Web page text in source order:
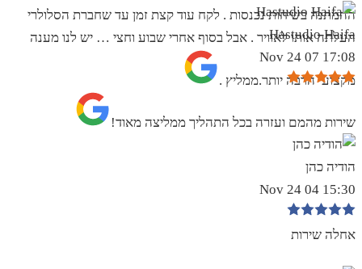
ההמתנה בשיחות נכנסות . לקח עוד קצת זמן עד שחברת הסלולרי
העלתה אותו לאוויר . אבל בסוף אחרי שבוע וחצי … יש לנו מענה
מקצועי הרבה יותר.ממליץ .
Hastudio Haifa
17:08 07 Nov 24
שירות מהמם ועזרה בכל התהליך ממליצה מאוד!
הודיה כהן
15:30 04 Nov 24
אחלה שירות